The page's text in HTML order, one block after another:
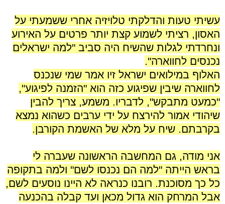
עשיתי טעות והדלקתי טלויזיה אחרי ששמעתי על
האסון, רציתי לשמוע קצת יותר פרטים על האירוע
ונחרדתי לגלות שהשיח היה סביב "למה ישראלים
נכנסים לחווארה".
האלוף במילואים ישראל זיו אמר שמי שנכנס
לחווארה שיבין שפיגוע כזה הוא "הזמנה לפיגוע",
"כמעט מתבקש", לדבריו. משמע, צריך להבין
שיהודי אמור להירצח על ידי ערבים כשהוא נמצא
בקרבתם. שיח על מלא של האשמת הקורבן.
אני מודה, גם המחשבה הראשונה שעברה לי
בראש הייתה "למה הם נכנסו לשם" ולמה בתקופה
כל כך מסוכנת. רובנו כנראה לא היינו נוסעים לשם,
אבל המרחק הוא גדול מכאן ועד קבלה בהכנעה